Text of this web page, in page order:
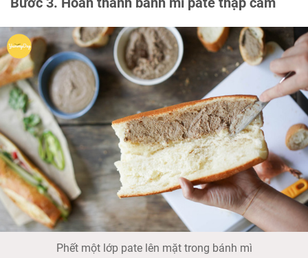
Phết một lớp pate lên mặt trong bánh mì